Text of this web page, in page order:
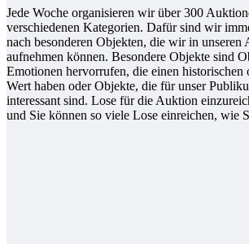
Jede Woche organisieren wir über 300
verschiedenen Kategorien. Dafür sind wir
nach besonderen Objekten, die wir in unseren
aufnehmen können. Besondere Objekte sind
Emotionen hervorrufen, die einen historischen
Wert haben oder Objekte, die für unser
interessant sind. Lose für die Auktion
und Sie können so viele Lose einreichen, wie